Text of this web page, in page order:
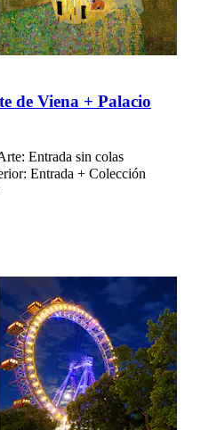
de Viena + Palacio
Entrada sin colas
Entrada + Colección